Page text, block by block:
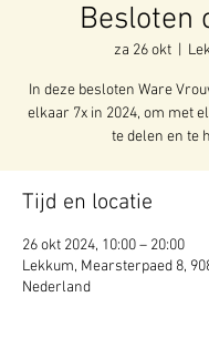
Besloten
za 26 okt
In deze besloten Ware
elkaar 7x in 2024, om met
te delen en te
Tijd en locatie
26 okt 2024, 10:00 – 20:00
Lekkum, Mearsterpaed 8,
Nederland